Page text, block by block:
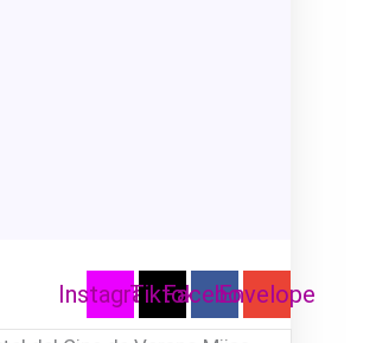
InstagramTiktokFacebookEnvelope